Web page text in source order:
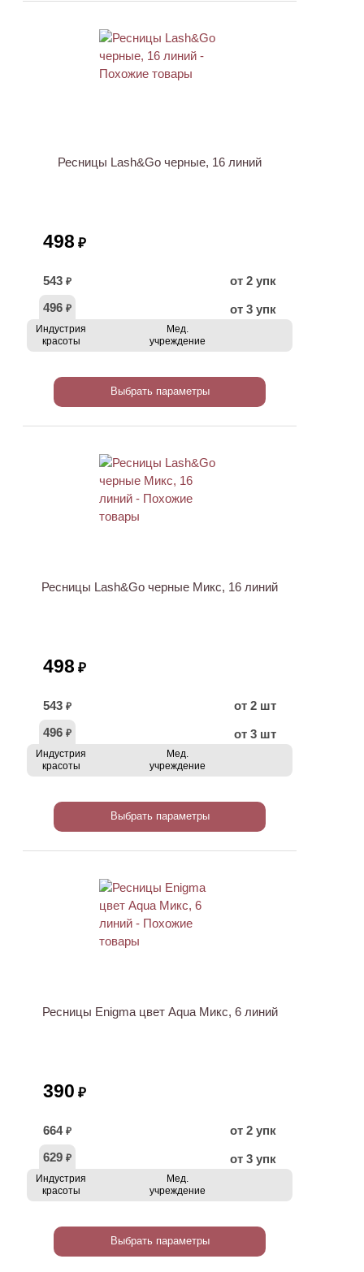
Ресницы Lash&Go черные, 16 линий
498 ₽
543 ₽
от 2 упк
496 ₽ от 3 упк
Индустрия
красоты
Мед.
учреждение
Выбрать параметры
Ресницы Lash&Go черные Микс, 16 линий
498 ₽
543 ₽
от 2 шт
496 ₽ от 3 шт
Индустрия
красоты
Мед.
учреждение
Выбрать параметры
Ресницы Enigma цвет Aqua Микс, 6 линий
390 ₽
664 ₽
от 2 упк
629 ₽ от 3 упк
Индустрия
красоты
Мед.
учреждение
Выбрать параметры